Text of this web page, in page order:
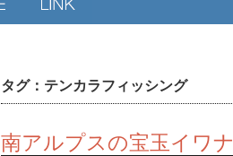
タグ： テンカラフィッシング
南アルプスの宝玉イワナ